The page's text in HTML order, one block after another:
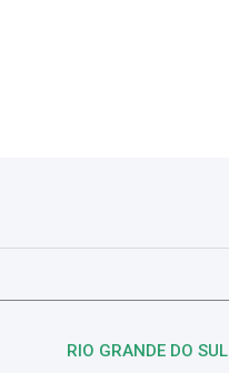
RIO GRANDE DO SUL